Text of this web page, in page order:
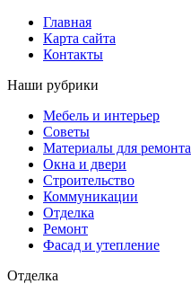
Главная
Карта сайта
Контакты
Наши рубрики
Мебель и интерьер
Советы
Материалы для ремонта
Окна и двери
Строительство
Коммуникации
Отделка
Ремонт
Фасад и утепление
Отделка